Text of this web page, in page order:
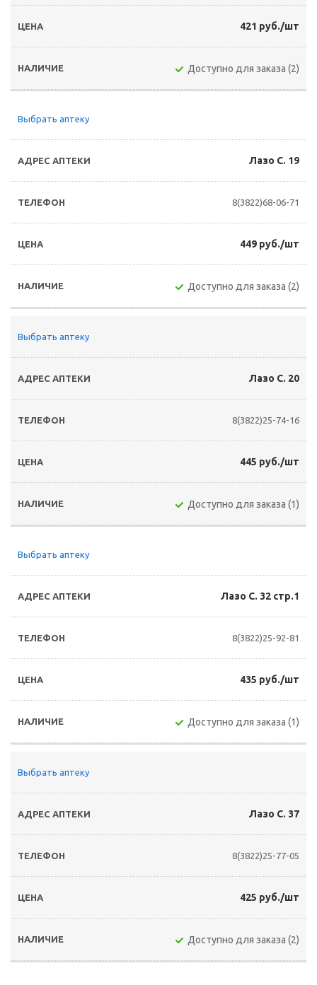
421 руб./шт
Доступно для заказа (2)
Выбрать аптеку
Лазо С. 19
8(3822)68-06-71
449 руб./шт
Доступно для заказа (2)
Выбрать аптеку
Лазо С. 20
8(3822)25-74-16
445 руб./шт
Доступно для заказа (1)
Выбрать аптеку
Лазо С. 32 стр.1
8(3822)25-92-81
435 руб./шт
Доступно для заказа (1)
Выбрать аптеку
Лазо С. 37
8(3822)25-77-05
425 руб./шт
Доступно для заказа (2)